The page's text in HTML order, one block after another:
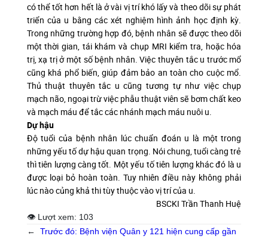
có thể tốt hơn hết là ở vài vị trí khó lấy và theo dõi sự phát
triển của u bằng các xét nghiệm hình ảnh học định kỳ.
Trong những trường hợp đó, bệnh nhân sẽ được theo dõi
một thời gian, tái khám và chụp MRI kiểm tra, hoặc hóa
trị, xạ trị ở một số bệnh nhân. Việc thuyên tắc u trước mổ
cũng khá phổ biến, giúp đảm bảo an toàn cho cuộc mổ.
Thủ thuật thuyên tắc u cũng tương tự như việc chụp
mạch não, ngoại trừ việc phẫu thuật viên sẽ bơm chất keo
và mạch máu để tắc các nhánh mạch máu nuôi u.
Dự hậu
Độ tuổi của bệnh nhân lúc chuẩn đoán u là một trong
những yếu tố dự hậu quan trọng. Nói chung, tuổi càng trẻ
thì tiên lượng càng tốt. Một yếu tố tiên lượng khác đó là u
được loại bỏ hoàn toàn. Tuy nhiên điều này không phải
lúc nào củng khả thi tùy thuộc vào vị trí của u.
BSCKI Trần Thanh Huệ
👁 Lượt xem: 103
←
Trước đó: Bệnh viện Quân y 121 hiện cung cấp gần